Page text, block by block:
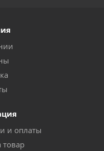
и оплаты
товар